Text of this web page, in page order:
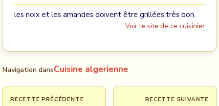
les noix et les amandes doivent être grillées,très bon.
Voir le site de ce cuisinier
Navigation dansCuisine algerienne
RECETTE PRÉCÉDENTE RECETTE SUIVANTE